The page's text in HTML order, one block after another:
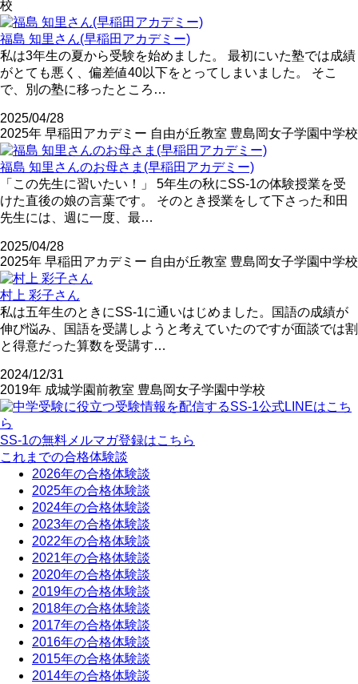
校
福島 知里さん(早稲田アカデミー)
私は3年生の夏から受験を始めました。 最初にいた塾では成績
がとても悪く、偏差値40以下をとってしまいました。 そこ
で、別の塾に移ったところ…
2025/04/28
2025年 早稲田アカデミー 自由が丘教室 豊島岡女子学園中学校
福島 知里さんのお母さま(早稲田アカデミー)
「この先生に習いたい！」 5年生の秋にSS-1の体験授業を受
けた直後の娘の言葉です。 そのとき授業をして下さった和田
先生には、週に一度、最…
2025/04/28
2025年 早稲田アカデミー 自由が丘教室 豊島岡女子学園中学校
村上 彩子さん
私は五年生のときにSS-1に通いはじめました。国語の成績が
伸び悩み、国語を受講しようと考えていたのですが面談では割
と得意だった算数を受講す…
2024/12/31
2019年 成城学園前教室 豊島岡女子学園中学校
SS-1の無料メルマガ登録はこちら
これまでの合格体験談
2026年の合格体験談
2025年の合格体験談
2024年の合格体験談
2023年の合格体験談
2022年の合格体験談
2021年の合格体験談
2020年の合格体験談
2019年の合格体験談
2018年の合格体験談
2017年の合格体験談
2016年の合格体験談
2015年の合格体験談
2014年の合格体験談